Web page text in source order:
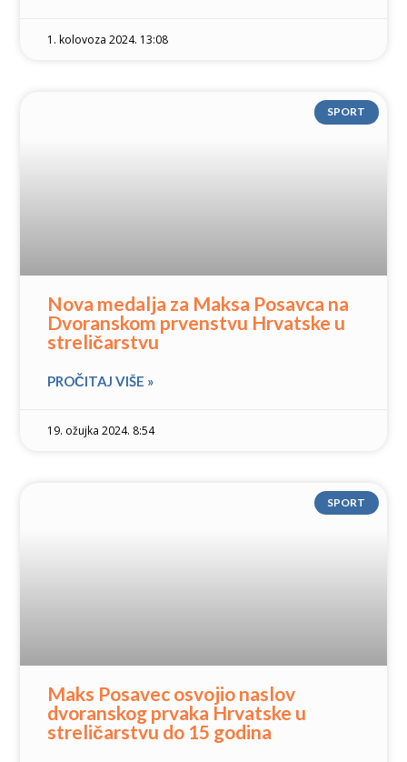
1. kolovoza 2024. 13:08
SPORT
Nova medalja za Maksa Posavca na
Dvoranskom prvenstvu Hrvatske u
streličarstvu
PROČITAJ VIŠE »
19. ožujka 2024. 8:54
SPORT
Maks Posavec osvojio naslov
dvoranskog prvaka Hrvatske u
streličarstvu do 15 godina